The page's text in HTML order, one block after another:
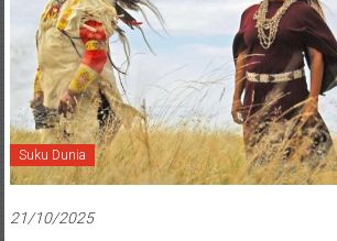
Suku Dunia
21/10/2025